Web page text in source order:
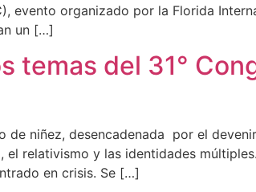
evento organizado por la Florida
un […]
temas del 31°
niñez, desencadenada por el
relativismo y las identidades
en crisis. Se […]